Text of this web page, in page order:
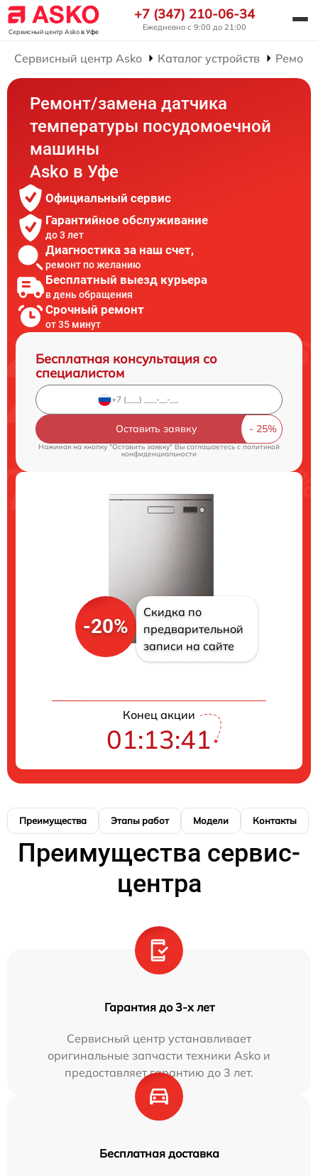
Сервисный центр Askoв Уфе
+7 (347) 210-06-34
Ежедневно с 9:00 до 21:00
Сервисный центр Asko Каталог устройств
Ремонт/замена датчика
температуры посудомоечной
машины
Asko в Уфе
Официальный сервис
Гарантийное обслуживание
до 3 лет
Диагностика за наш счет,
ремонт по желанию
Бесплатный выезд курьера
в день обращения
Срочный ремонт
от 35 минут
Бесплатная консультация со
специалистом
Оставить заявку
Нажимая на кнопку "Оставить заявку" Вы соглашаетесь cполитикой
конфиденциальности
-20%
Скидка по
предварительной
записи на сайте
Конец акции
01:13:41
Преимущества Этапы работ Модели Контакты
Преимущества сервис-
центра
Гарантия до 3-х лет
Сервисный центр устанавливает
оригинальные запчасти техники Asko и
предоставляет гарантию до 3 лет.
Бесплатная доставка